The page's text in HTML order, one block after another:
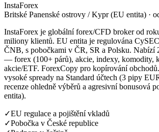
InstaForex
Britské Panenské ostrovy / Kypr (EU entita) ·
InstaForex je globální forex/CFD broker od
miliony klientů. EU entita je regulována
ČNB, s pobočkami v ČR, SR a Polsku. Nabízí
— forex (100+ párů), akcie, indexy, komodity,
akcie/ETF. ForexCopy pro kopírování
vysoké spready na Standard účtech (3 pipy
recenze ohledně výběrů a agresivní bonusová
entita).
✓EU regulace a pojištění vkladů
✓Pobočka v České republice